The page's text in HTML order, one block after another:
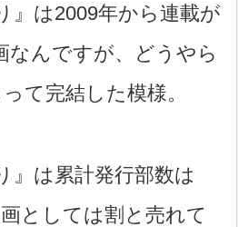
』は2009年から連載が
なんですが、どうやら
て完結した模様。
』は累計発行部数は
としては割と売れて